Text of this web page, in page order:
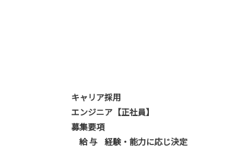
キャリア採用
エンジニア【正社員】
募集要項
給 与
経験・能力に応じ決定